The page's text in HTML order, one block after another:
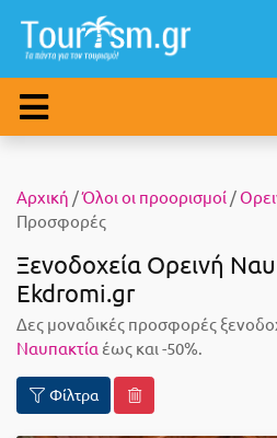
Αρχική /Όλοι οι προορισμοί /
Προσφορές
Ξενοδοχεία Ορεινή
Ekdromi.gr
Δες μοναδικές προσφορές
Ναυπακτία έως και -50%.
Φίλτρα